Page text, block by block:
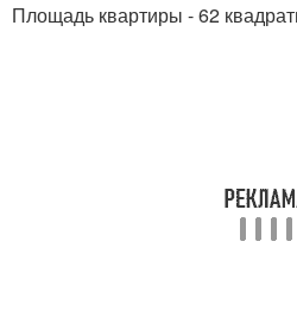
Площадь квартиры - 62